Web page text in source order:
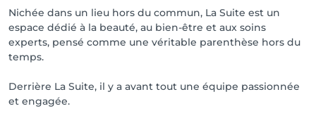
Nichée dans un lieu hors du commun, La Suite est un
espace dédié à la beauté, au bien-être et aux soins
experts, pensé comme une véritable parenthèse hors du
temps.
Derrière La Suite, il y a avant tout une équipe passionnée
et engagée.